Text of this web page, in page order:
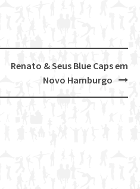
Renato & Seus Blue Caps em
Novo Hamburgo